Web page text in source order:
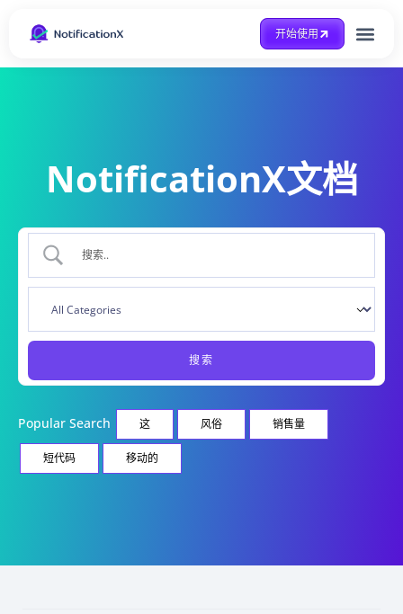
开始使用
NotificationX文档
Popular Search 这 风俗 销售量
短代码 移动的